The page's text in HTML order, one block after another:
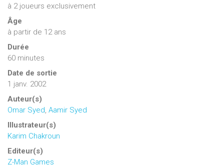
à 2joueurs exclusivement
Âge
à partir de 12 ans
Durée
60 minutes
Date de sortie
1 janv. 2002
Auteur(s)
Omar Syed, Aamir Syed
Illustrateur(s)
Karim Chakroun
Editeur(s)
Z-Man Games